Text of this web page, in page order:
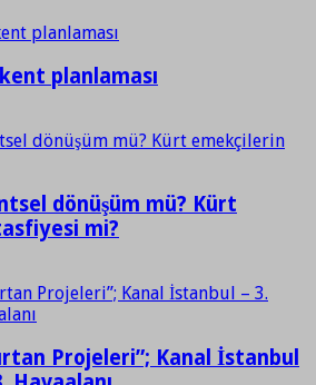
planlaması
dönüşüm mü? Kürt
mi?
Projeleri”; Kanal İstanbul